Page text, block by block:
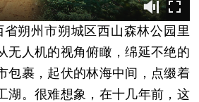
朔州市朔城区西山森林公园里
无人机的视角俯瞰，绵延不绝的
包裹，起伏的林海中间，点缀着
湖。很难想象，在十几年前，这